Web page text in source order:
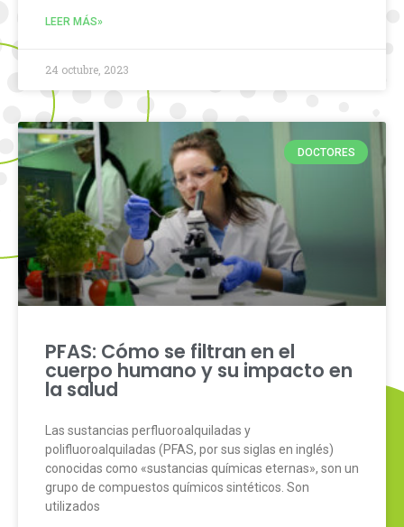
LEER MÁS»
24 octubre, 2023
DOCTORES
PFAS: Cómo se filtran en el
cuerpo humano y su impacto en
la salud
Las sustancias perfluoroalquiladas y
polifluoroalquiladas (PFAS, por sus siglas en inglés)
conocidas como «sustancias químicas eternas», son un
grupo de compuestos químicos sintéticos. Son
utilizados